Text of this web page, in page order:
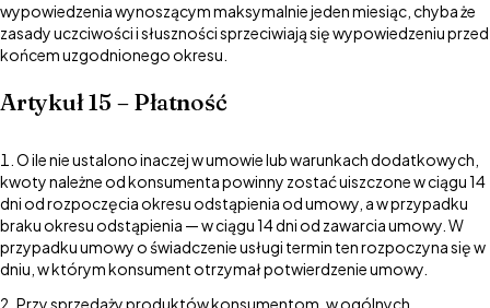
wypowiedzenia wynoszącym maksymalnie jeden miesiąc, chyba że
zasady uczciwości i słuszności sprzeciwiają się wypowiedzeniu przed
końcem uzgodnionego okresu.
Artykuł 15 – Płatność
O ile nie ustalono inaczej w umowie lub warunkach dodatkowych,
kwoty należne od konsumenta powinny zostać uiszczone w ciągu 14
dni od rozpoczęcia okresu odstąpienia od umowy, a w przypadku
braku okresu odstąpienia — w ciągu 14 dni od zawarcia umowy. W
przypadku umowy o świadczenie usługi termin ten rozpoczyna się w
dniu, w którym konsument otrzymał potwierdzenie umowy.
Przy sprzedaży produktów konsumentom, w ogólnych